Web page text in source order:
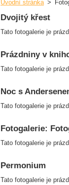
Úvodní stránka >
Dvojitý křest
Tato fotogalerie je
Prázdniny v
Tato fotogalerie je
Noc s
Tato fotogalerie je
Fotogalerie:
Tato fotogalerie je
Permonium
Tato fotogalerie je